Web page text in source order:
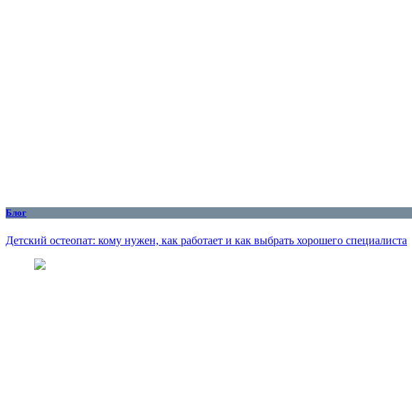
Блог
Детский остеопат: кому нужен, как работает и как выбрать хорошего специалиста